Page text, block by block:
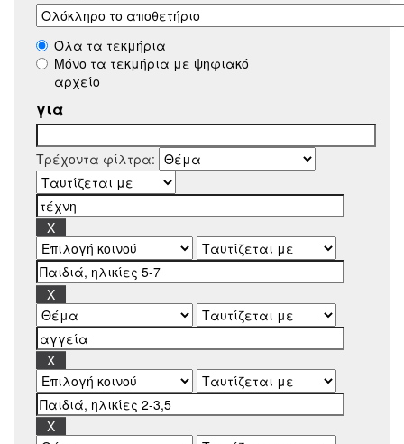
Όλα τα τεκμήρια
Μόνο τα τεκμήρια με ψηφιακό
αρχείο
για
Τρέχοντα φίλτρα: